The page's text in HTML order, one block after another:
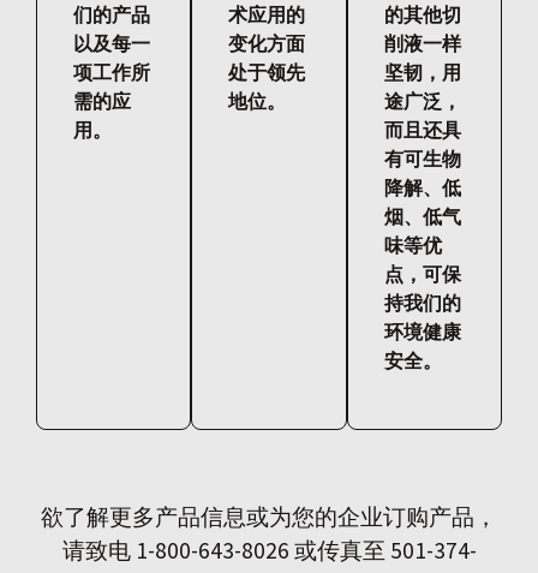
们的产品
以及每一
项工作所
需的应
用。
术应用的
变化方面
处于领先
地位。
的其他切
削液一样
坚韧，用
途广泛，
而且还具
有可生物
降解、低
烟、低气
味等优
点，可保
持我们的
环境健康
安全。
欲了解更多产品信息或为您的企业订购产品，
请致电 1-800-643-8026 或传真至 501-374-